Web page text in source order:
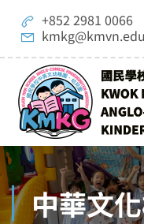
+852 2981 0066
中華文